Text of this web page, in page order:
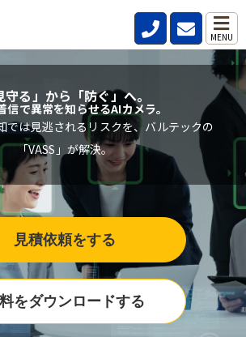
MENU
守る」から「防ぐ」へ。
信で異常を知らせるAIカメラ。
では見逃されるリスクを、バルテックの
「VASS」が解決。
見積依頼をする
をダウンロードする